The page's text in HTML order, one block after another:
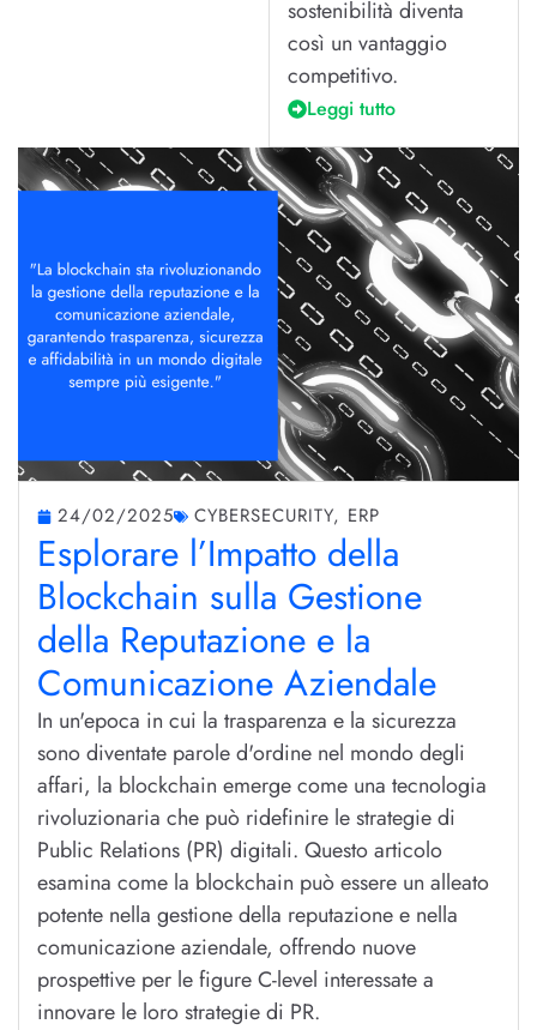
sostenibilità diventa
così un vantaggio
competitivo.
Leggi tutto
24/02/2025 CYBERSECURITY, ERP
Esplorare l’Impatto della
Blockchain sulla Gestione
della Reputazione e la
Comunicazione Aziendale
In un'epoca in cui la trasparenza e la sicurezza
sono diventate parole d'ordine nel mondo degli
affari, la blockchain emerge come una tecnologia
rivoluzionaria che può ridefinire le strategie di
Public Relations (PR) digitali. Questo articolo
esamina come la blockchain può essere un alleato
potente nella gestione della reputazione e nella
comunicazione aziendale, offrendo nuove
prospettive per le figure C-level interessate a
innovare le loro strategie di PR.